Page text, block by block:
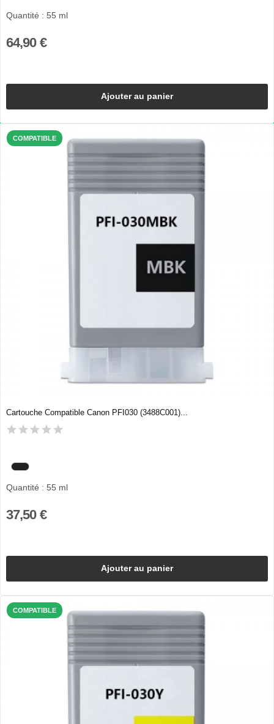
Quantité : 55 ml
64,90 €
Ajouter au panier
COMPATIBLE
Cartouche Compatible Canon PFI030 (3488C001)...
Quantité : 55 ml
37,50 €
Ajouter au panier
COMPATIBLE